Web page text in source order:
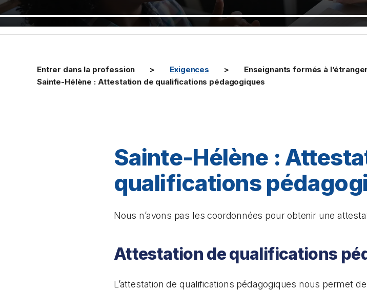
Entrer dans la profession Exigences Enseignants formés à l’étranger
Sainte-Hélène : Attestation de qualifications pédagogiques
Sainte-Hélène :
qualifications
Nous n’avons pas les coordonnées pour obtenir une
Attestation de qualifications
L’attestation de qualifications pédagogiques nous permet